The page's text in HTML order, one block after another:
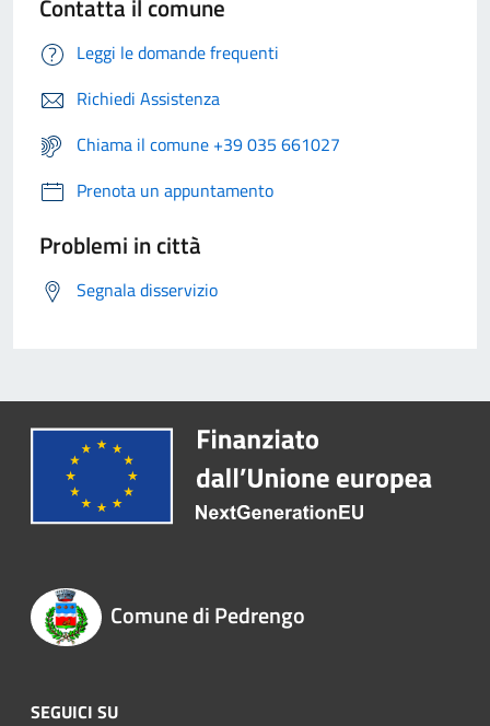
Contatta il comune
Leggi le domande frequenti
Richiedi Assistenza
Chiama il comune +39 035 661027
Prenota un appuntamento
Problemi in città
Segnala disservizio
Comune di Pedrengo
SEGUICI SU